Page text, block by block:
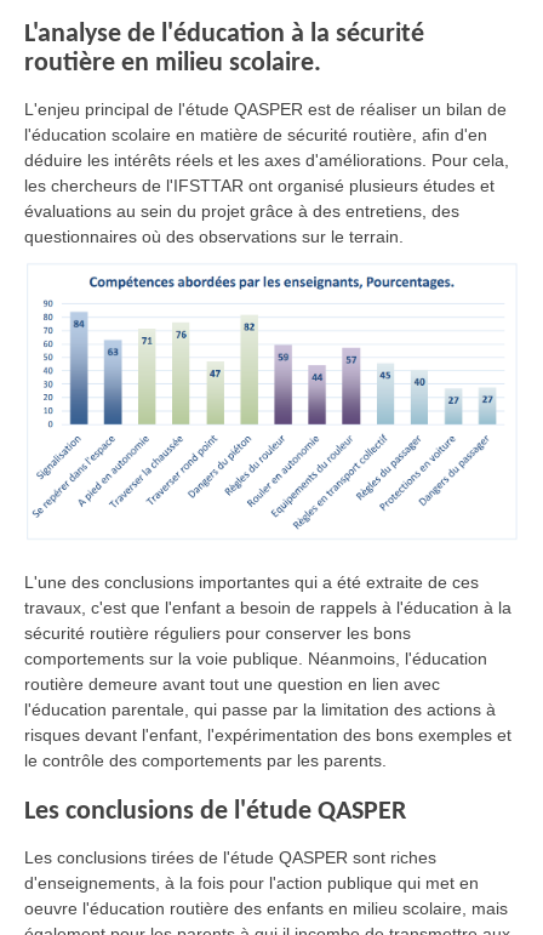
L'analyse de l'éducation à la sécurité
routière en milieu scolaire.
L'enjeu principal de l'étude QASPER est de réaliser un bilan de
l'éducation scolaire en matière de sécurité routière, afin d'en
déduire les intérêts réels et les axes d'améliorations. Pour cela,
les chercheurs de l'IFSTTAR ont organisé plusieurs études et
évaluations au sein du projet grâce à des entretiens, des
questionnaires où des observations sur le terrain.
L'une des conclusions importantes qui a été extraite de ces
travaux, c'est que l'enfant a besoin de rappels à l'éducation à la
sécurité routière réguliers pour conserver les bons
comportements sur la voie publique. Néanmoins, l'éducation
routière demeure avant tout une question en lien avec
l'éducation parentale, qui passe par la limitation des actions à
risques devant l'enfant, l'expérimentation des bons exemples et
le contrôle des comportements par les parents.
Les conclusions de l'étude QASPER
Les conclusions tirées de l'étude QASPER sont riches
d'enseignements, à la fois pour l'action publique qui met en
oeuvre l'éducation routière des enfants en milieu scolaire, mais